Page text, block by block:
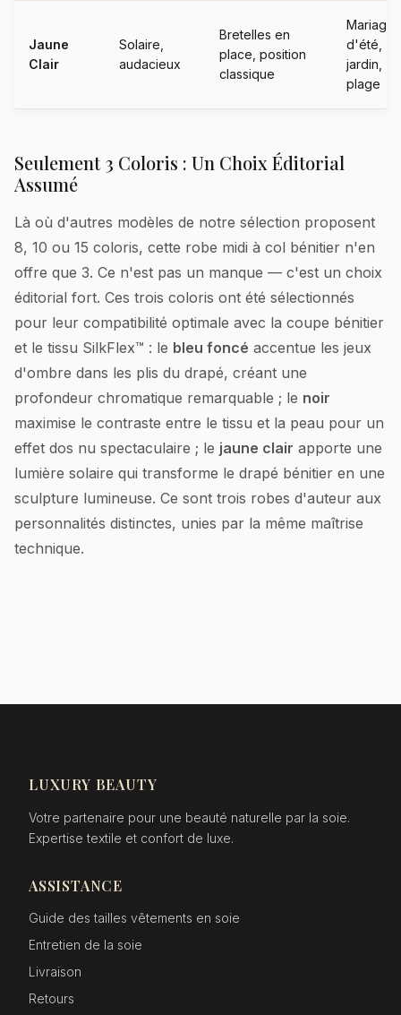
Jaune
Clair
Solaire,
audacieux
Bretelles en
place, position
classique
Mariage
d'été,
jardin,
plage
Seulement 3 Coloris : Un Choix Éditorial
Assumé
Là où d'autres modèles de notre sélection proposent
8, 10 ou 15 coloris, cette robe midi à col bénitier n'en
offre que 3. Ce n'est pas un manque — c'est un choix
éditorial fort. Ces trois coloris ont été sélectionnés
pour leur compatibilité optimale avec la coupe bénitier
et le tissu SilkFlex™ : le bleu foncé accentue les jeux
d'ombre dans les plis du drapé, créant une
profondeur chromatique remarquable ; le noir
maximise le contraste entre le tissu et la peau pour un
effet dos nu spectaculaire ; le jaune clair apporte une
lumière solaire qui transforme le drapé bénitier en une
sculpture lumineuse. Ce sont trois robes d'auteur aux
personnalités distinctes, unies par la même maîtrise
technique.
LUXURY BEAUTY
Votre partenaire pour une beauté naturelle par la soie.
Expertise textile et confort de luxe.
ASSISTANCE
Guide des tailles vêtements en soie
Entretien de la soie
Livraison
Retours